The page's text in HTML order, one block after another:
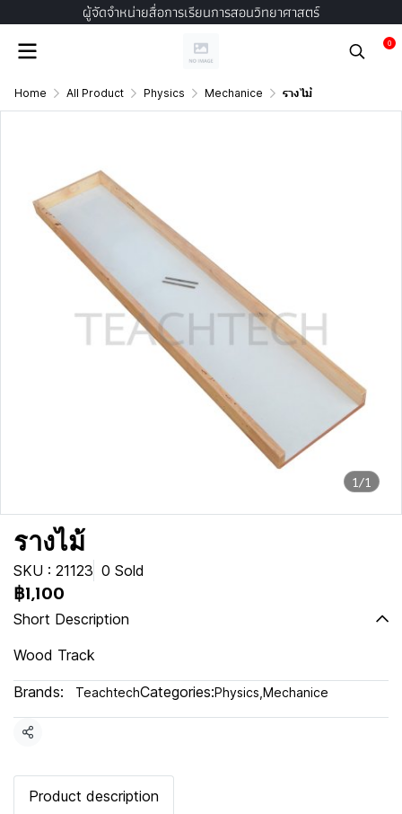
ผู้จัดจำหน่ายสื่อการเรียนการสอนวิทยาศาสตร์
0
Home All Product Physics Mechanice รางไม้
1/1
รางไม้
SKU : 21123 0 Sold
฿1,100
Short Description
Wood Track
Brands: TeachtechCategories:Physics Mechanice
Share
Product description